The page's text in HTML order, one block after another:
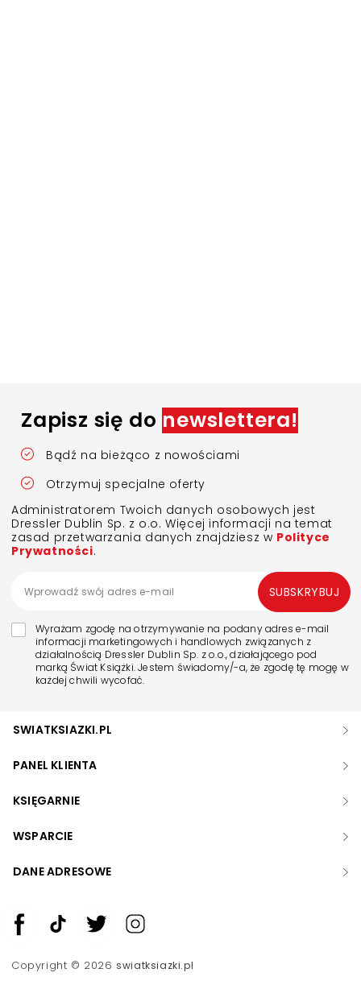
Zapisz się do newslettera!
Bądź na bieżąco z nowościami
Otrzymuj specjalne oferty
Administratorem Twoich danych osobowych jest
Dressler Dublin Sp. z o.o. Więcej informacji na temat
zasad przetwarzania danych znajdziesz w Polityce
Prywatności.
Wyrażam zgodę na otrzymywanie na podany adres e-mail
informacji marketingowych i handlowych związanych z
działalnością Dressler Dublin Sp. z o.o., działającego pod
marką Świat Książki. Jestem świadomy/-a, że zgodę tę mogę w
każdej chwili wycofać.
SUBSKRYBUJ
SWIATKSIAZKI.PL
PANEL KLIENTA
KSIĘGARNIE
WSPARCIE
DANE ADRESOWE
Copyright © 2026swiatksiazki.pl
Zwiększ rozmiar czcionki